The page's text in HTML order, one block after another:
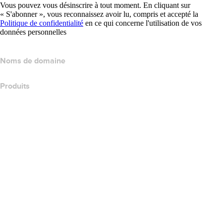
Vous pouvez vous désinscrire à tout moment. En cliquant sur
« S'abonner », vous reconnaissez avoir lu, compris et accepté la
Politique de confidentialité en ce qui concerne l'utilisation de vos
données personnelles
Noms de domaine
Produits